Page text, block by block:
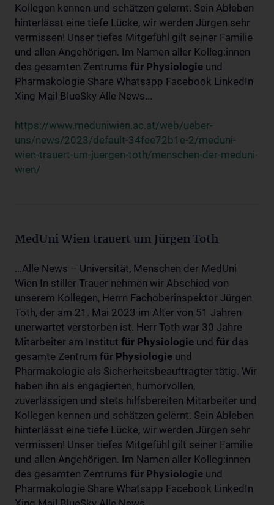
Kollegen kennen und schätzen gelernt. Sein Ableben
hinterlässt eine tiefe Lücke, wir werden Jürgen sehr
vermissen! Unser tiefes Mitgefühl gilt seiner Familie
und allen Angehörigen. Im Namen aller Kolleg:innen
des gesamten Zentrums für Physiologie und
Pharmakologie Share Whatsapp Facebook LinkedIn
Xing Mail BlueSky Alle News...
https://www.meduniwien.ac.at/web/ueber-
uns/news/2023/default-34fee72b1e-2/meduni-
wien-trauert-um-juergen-toth/menschen-der-meduni-
wien/
MedUni Wien trauert um Jürgen Toth
...Alle News – Universität, Menschen der MedUni
Wien In stiller Trauer nehmen wir Abschied von
unserem Kollegen, Herrn Fachoberinspektor Jürgen
Toth, der am 21. Mai 2023 im Alter von 51 Jahren
unerwartet verstorben ist. Herr Toth war 30 Jahre
Mitarbeiter am Institut für Physiologie und für das
gesamte Zentrum für Physiologie und
Pharmakologie als Sicherheitsbeauftragter tätig. Wir
haben ihn als engagierten, humorvollen,
zuverlässigen und stets hilfsbereiten Mitarbeiter und
Kollegen kennen und schätzen gelernt. Sein Ableben
hinterlässt eine tiefe Lücke, wir werden Jürgen sehr
vermissen! Unser tiefes Mitgefühl gilt seiner Familie
und allen Angehörigen. Im Namen aller Kolleg:innen
des gesamten Zentrums für Physiologie und
Pharmakologie Share Whatsapp Facebook LinkedIn